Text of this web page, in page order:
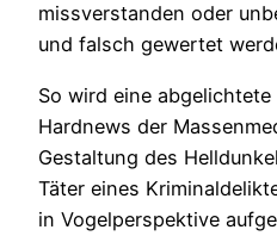
missverstanden oder
und falsch gewertet
So wird eine
Hardnews der
Gestaltung des
Täter eines
in Vogelperspektive